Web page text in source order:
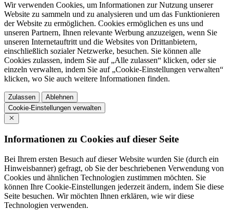
Wir verwenden Cookies, um Informationen zur Nutzung unserer
Website zu sammeln und zu analysieren und um das Funktionieren
der Website zu ermöglichen. Cookies ermöglichen es uns und
unseren Partnern, Ihnen relevante Werbung anzuzeigen, wenn Sie
unseren Internetauftritt und die Websites von Drittanbietern,
einschließlich sozialer Netzwerke, besuchen. Sie können alle
Cookies zulassen, indem Sie auf „Alle zulassen“ klicken, oder sie
einzeln verwalten, indem Sie auf „Cookie-Einstellungen verwalten“
klicken, wo Sie auch weitere Informationen finden.
Zulassen
Ablehnen
Cookie-Einstellungen verwalten
Informationen zu Cookies auf dieser Seite
Bei Ihrem ersten Besuch auf dieser Website wurden Sie (durch ein
Hinweisbanner) gefragt, ob Sie der beschriebenen Verwendung von
Cookies und ähnlichen Technologien zustimmen möchten. Sie
können Ihre Cookie-Einstellungen jederzeit ändern, indem Sie diese
Seite besuchen. Wir möchten Ihnen erklären, wie wir diese
Technologien verwenden.